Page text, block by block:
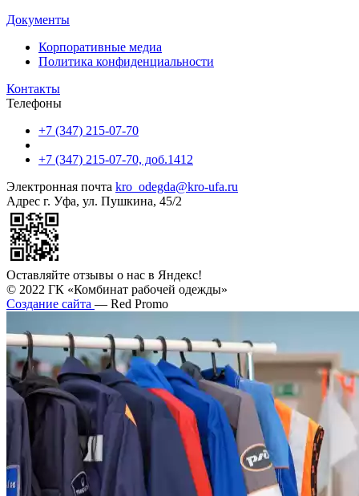
Документы
Корпоративные медиа
Политика конфиденциальности
Контакты
Телефоны
+7 (347) 215-07-70
+7 (347) 215-07-70, доб.1412
Электронная почта kro_odegda@kro-ufa.ru
Адрес г. Уфа, ул. Пушкина, 45/2
Оставляйте отзывы о нас в Яндекс!
© 2022 ГК «Комбинат рабочей одежды»
Создание сайта — Red Promo